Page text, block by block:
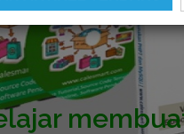
di Youtube